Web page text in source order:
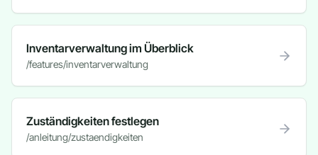
Inventarverwaltung im Überblick
/features/inventarverwaltung
Zuständigkeiten festlegen
/anleitung/zustaendigkeiten